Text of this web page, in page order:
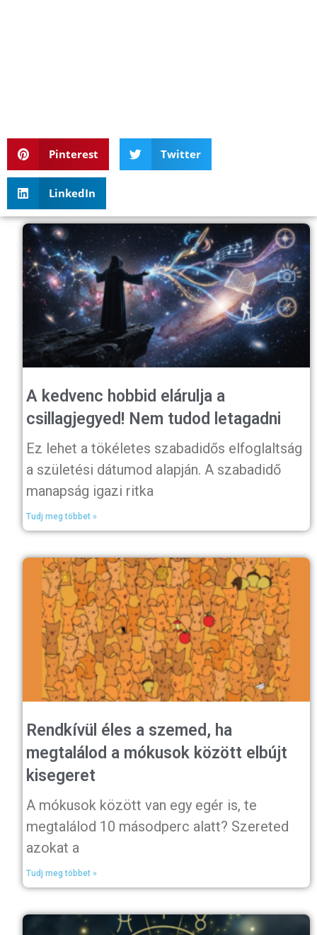
Pinterest Twitter
LinkedIn
A kedvenc hobbid elárulja a
csillagjegyed! Nem tudod letagadni
Ez lehet a tökéletes szabadidős elfoglaltság
a születési dátumod alapján. A szabadidő
manapság igazi ritka
Tudj meg többet »
Rendkívül éles a szemed, ha
megtalálod a mókusok között elbújt
kisegeret
A mókusok között van egy egér is, te
megtalálod 10 másodperc alatt? Szereted
azokat a
Tudj meg többet »